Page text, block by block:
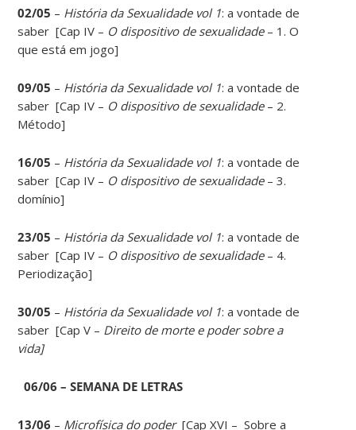
02/05 – História da Sexualidade vol 1: a vontade de
saber [Cap IV – O dispositivo de sexualidade– 1. O
que está em jogo]
09/05 – História da Sexualidade vol 1: a vontade de
saber [Cap IV – O dispositivo de sexualidade– 2.
Método]
16/05 – História da Sexualidade vol 1: a vontade de
saber [Cap IV – O dispositivo de sexualidade– 3.
domínio]
23/05 – História da Sexualidade vol 1: a vontade de
saber [Cap IV – O dispositivo de sexualidade– 4.
Periodização]
30/05 – História da Sexualidade vol 1: a vontade de
saber [Cap V – Direito de morte e poder sobre a
vida]
06/06 –SEMANA DE LETRAS
13/06 – Microfísica do poder[Cap XVI – Sobre a